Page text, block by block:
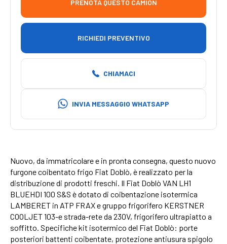
PRENOTA QUESTO CAMION
RICHIEDI PREVENTIVO
CHIAMACI
INVIA MESSAGGIO WHATSAPP
Nuovo, da immatricolare e in pronta consegna, questo nuovo
furgone coibentato frigo Fiat Doblò, è realizzato per la
distribuzione di prodotti freschi. Il Fiat Doblò VAN LH1
BLUEHDI 100 S&S è dotato di coibentazione isotermica
LAMBERET in ATP FRAX e gruppo frigorifero KERSTNER
COOLJET 103-e strada-rete da 230V, frigorifero ultrapiatto a
soffitto. Specifiche kit isotermico del Fiat Doblò: porte
posteriori battenti coibentate, protezione antiusura spigolo